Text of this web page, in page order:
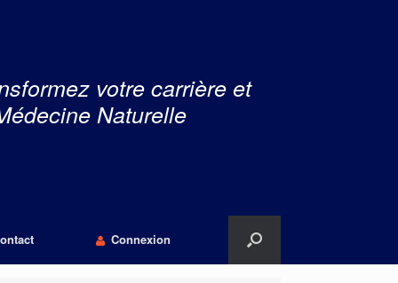
votre carrière et
Naturelle
Connexion